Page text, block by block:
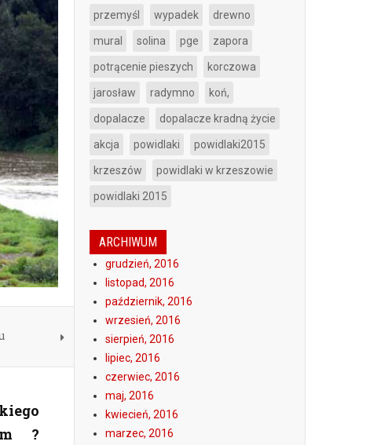
?
przemyśl wypadek drewno
mural solina pge zapora
potrącenie pieszych korczowa
jarosław radymno koń,
dopalacze dopalacze kradną życie
akcja powidlaki powidlaki2015
krzeszów powidlaki w krzeszowie
powidlaki 2015
ARCHIWUM
grudzień, 2016
listopad, 2016
październik, 2016
wrzesień, 2016
sierpień, 2016
lipiec, 2016
czerwiec, 2016
maj, 2016
kwiecień, 2016
marzec, 2016